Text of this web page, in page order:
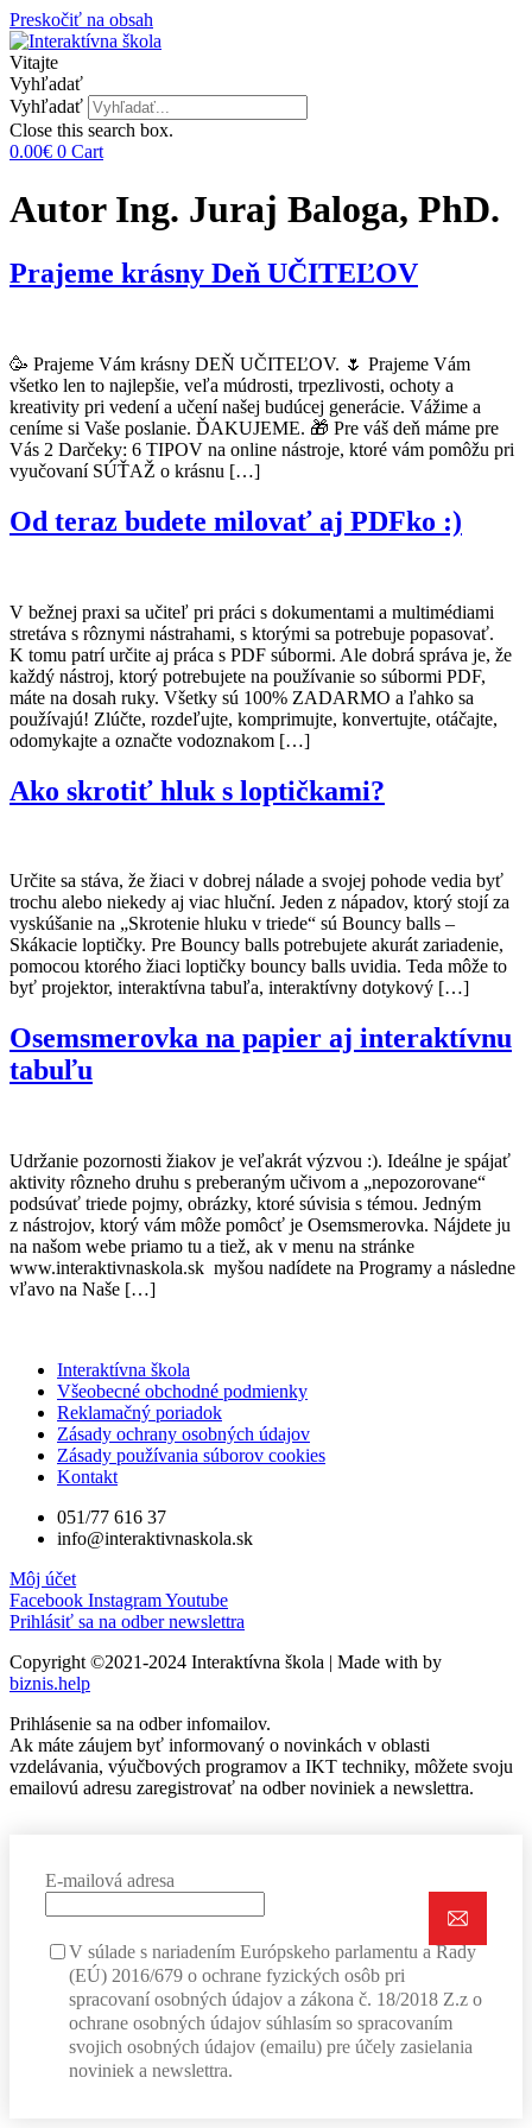
Preskočiť na obsah
Vitajte
Vyhľadať
Vyhľadať
Close this search box.
0.00€ 0 Cart
Autor Ing. Juraj Baloga, PhD.
Prajeme krásny Deň UČITEĽOV
🥳 Prajeme Vám krásny DEŇ UČITEĽOV. 🌷 Prajeme Vám
všetko len to najlepšie, veľa múdrosti, trpezlivosti, ochoty a
kreativity pri vedení a učení našej budúcej generácie. Vážime a
ceníme si Vaše poslanie. ĎAKUJEME. 🎁 Pre váš deň máme pre
Vás 2 Darčeky: 6 TIPOV na online nástroje, ktoré vám pomôžu pri
vyučovaní SÚŤAŽ o krásnu […]
Od teraz budete milovať aj PDFko :)
V bežnej praxi sa učiteľ pri práci s dokumentami a multimédiami
stretáva s rôznymi nástrahami, s ktorými sa potrebuje popasovať.
K tomu patrí určite aj práca s PDF súbormi. Ale dobrá správa je, že
každý nástroj, ktorý potrebujete na používanie so súbormi PDF,
máte na dosah ruky. Všetky sú 100% ZADARMO a ľahko sa
používajú! Zlúčte, rozdeľujte, komprimujte, konvertujte, otáčajte,
odomykajte a označte vodoznakom […]
Ako skrotiť hluk s loptičkami?
Určite sa stáva, že žiaci v dobrej nálade a svojej pohode vedia byť
trochu alebo niekedy aj viac hluční. Jeden z nápadov, ktorý stojí za
vyskúšanie na „Skrotenie hluku v triede“ sú Bouncy balls –
Skákacie loptičky. Pre Bouncy balls potrebujete akurát zariadenie,
pomocou ktorého žiaci loptičky bouncy balls uvidia. Teda môže to
byť projektor, interaktívna tabuľa, interaktívny dotykový […]
Osemsmerovka na papier aj interaktívnu
tabuľu
Udržanie pozornosti žiakov je veľakrát výzvou :). Ideálne je spájať
aktivity rôzneho druhu s preberaným učivom a „nepozorovane“
podsúvať triede pojmy, obrázky, ktoré súvisia s témou. Jedným
z nástrojov, ktorý vám môže pomôcť je Osemsmerovka. Nájdete ju
na našom webe priamo tu a tiež, ak v menu na stránke
www.interaktivnaskola.sk myšou nadídete na Programy a následne
vľavo na Naše […]
Interaktívna škola
Všeobecné obchodné podmienky
Reklamačný poriadok
Zásady ochrany osobných údajov
Zásady používania súborov cookies
Kontakt
051/77 616 37
info@interaktivnaskola.sk
Môj účet
Facebook InstagramYoutube
Prihlásiť sa na odber newslettra
Copyright ©2021-2024 Interaktívna škola | Made with by
biznis.help
Prihlásenie sa na odber infomailov.
Ak máte záujem byť informovaný o novinkách v oblasti
vzdelávania, výučbových programov a IKT techniky, môžete svoju
emailovú adresu zaregistrovať na odber noviniek a newslettra.
E-mailová adresa
V súlade s nariadením Európskeho parlamentu a Rady
(EÚ) 2016/679 o ochrane fyzických osôb pri
spracovaní osobných údajov a zákona č. 18/2018 Z.z o
ochrane osobných údajov súhlasím so spracovaním
svojich osobných údajov (emailu) pre účely zasielania
noviniek a newslettra.